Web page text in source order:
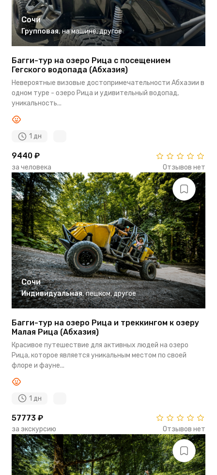
Сочи
Групповая, на машине, другое
Багги-тур на озеро Рица с посещением
Гегского водопада (Абхазия)
Невероятные визовые достопримечательности Абхазии в
одном туре - озеро Рица и удивительный водопад,
уникальность...
1 дн
9440 ₽
за человека Отзывов нет
Сочи
Индивидуальная, пешком, другое
Багги-тур на озеро Рица и треккингом к озеру
Малая Рица (Абхазия)
Красивое путешествие для активных людей на озеро
Рица, которое является уникальным местом по своей
флоре и фауне...
1 дн
57773 ₽
за экскурсию Отзывов нет